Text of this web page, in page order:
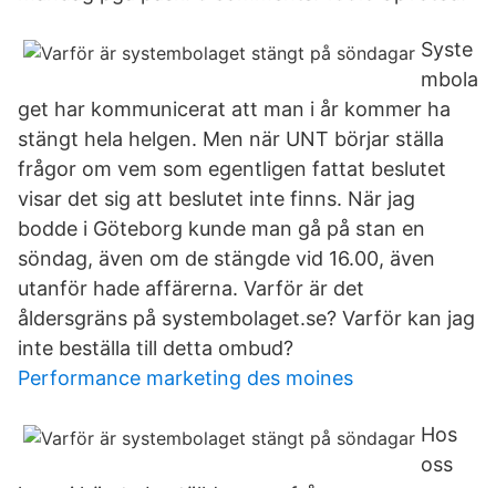
Syste
mbola
get har kommunicerat att man i år kommer ha
stängt hela helgen. Men när UNT börjar ställa
frågor om vem som egentligen fattat beslutet
visar det sig att beslutet inte finns. När jag
bodde i Göteborg kunde man gå på stan en
söndag, även om de stängde vid 16.00, även
utanför hade affärerna. Varför är det
åldersgräns på systembolaget.se? Varför kan jag
inte beställa till detta ombud?
Performance marketing des moines
Hos
oss